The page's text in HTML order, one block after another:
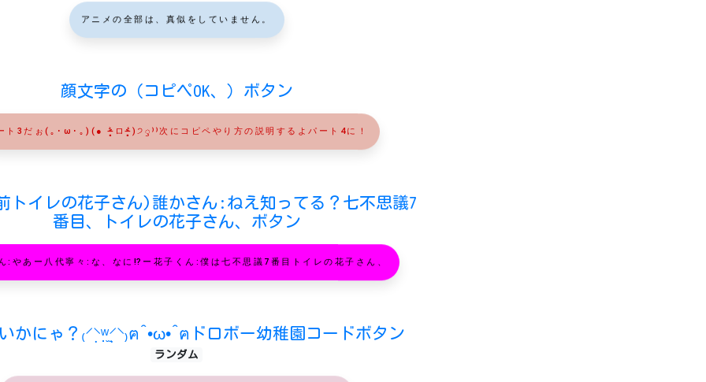
アニメの全部は、真似をしていません。
顔文字の（コピペOK、）ボタン
ト3だぉ(｡･ω･｡)(● ˃̶͈̀ロ˂̶͈́)੭ꠥ⁾⁾次にコピペやり方の説明するよパート4に！
トイレの花子さん)誰かさん:ねえ知ってる？七不思議7
番目、トイレの花子さん、ボタン
:やあー八代寧々:な、なに⁉︎ー花子くん:僕は七不思議7番目トイレの花子さん、
かにゃ？₍⸍⸌̣ʷ̣̫⸍̣⸌₎ฅ^•ω•^ฅドロボー幼稚園コードボタン
ランダム